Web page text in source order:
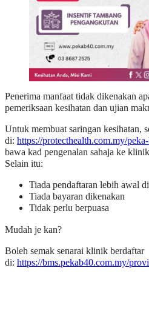
Penerima manfaat tidak dikenakan
pemeriksaan kesihatan dan ujian
Untuk membuat saringan kesihatan,
di: https://protecthealth.com.my/
bawa kad pengenalan sahaja ke
Selain itu:
Tiada pendaftaran lebih awal
Tiada bayaran dikenakan
Tidak perlu berpuasa
Mudah je kan?
Boleh semak senarai klinik berdaftar
di: https://bms.pekab40.com.my/